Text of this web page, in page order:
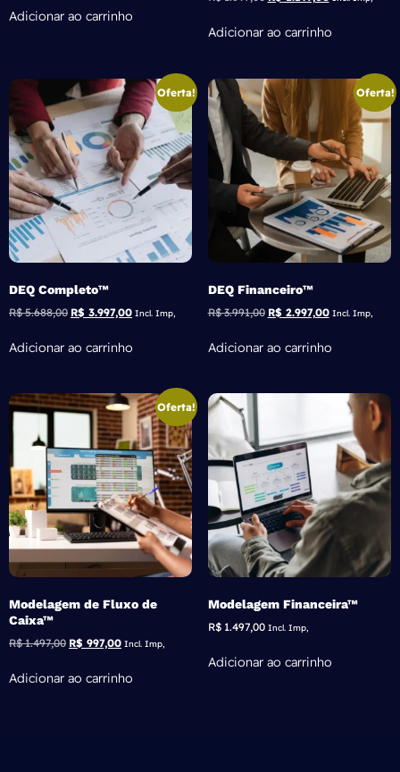
Adicionar ao carrinho
Adicionar ao carrinho
Oferta!
DEQ Completo™
R$5.688,00 R$ 3.997,00 Incl. Imp,
Adicionar ao carrinho
Oferta!
DEQ Financeiro™
R$3.991,00 R$ 2.997,00 Incl. Imp,
Adicionar ao carrinho
Oferta!
Modelagem de Fluxo de
Caixa™
R$1.497,00 R$ 997,00 Incl. Imp,
Adicionar ao carrinho
Modelagem Financeira™
R$1.497,00 Incl. Imp,
Adicionar ao carrinho